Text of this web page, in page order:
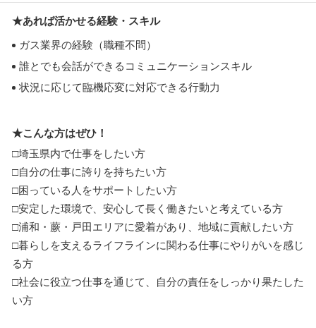
★あれば活かせる経験・スキル
ガス業界の経験（職種不問）
誰とでも会話ができるコミュニケーションスキル
状況に応じて臨機応変に対応できる行動力
★こんな方はぜひ！
□埼玉県内で仕事をしたい方
□自分の仕事に誇りを持ちたい方
□困っている人をサポートしたい方
□安定した環境で、安心して長く働きたいと考えている方
□浦和・蕨・戸田エリアに愛着があり、地域に貢献したい方
□暮らしを支えるライフラインに関わる仕事にやりがいを感じ
る方
□社会に役立つ仕事を通じて、自分の責任をしっかり果たした
い方